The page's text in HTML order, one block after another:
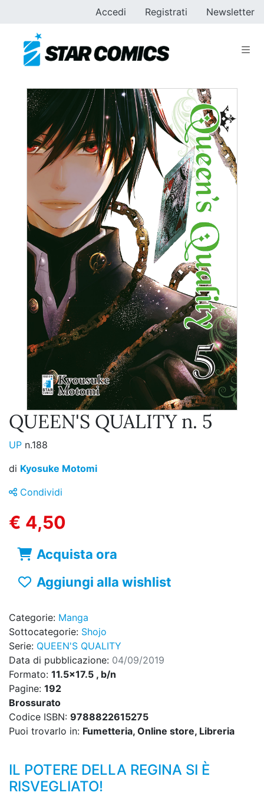
Accedi Registrati Newsletter
QUEEN'S QUALITY n. 5
UP n.188
di Kyosuke Motomi
Condividi
€ 4,50
Acquista ora
Aggiungi alla wishlist
Categorie: Manga
Sottocategorie: Shojo
Serie: QUEEN'S QUALITY
Data di pubblicazione: 04/09/2019
Formato: 11.5x17.5 , b/n
Pagine: 192
Brossurato
Codice ISBN: 9788822615275
Puoi trovarlo in: Fumetteria, Online store, Libreria
IL POTERE DELLA REGINA SI È
RISVEGLIATO!